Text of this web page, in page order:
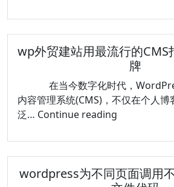
wp外贸建站用最流行的CMS
牌
在当今数字化时代，
内容管理系统(CMS)，不仅在个人
泛… Continue reading
贸
建
站
wordpress为不同页面调用